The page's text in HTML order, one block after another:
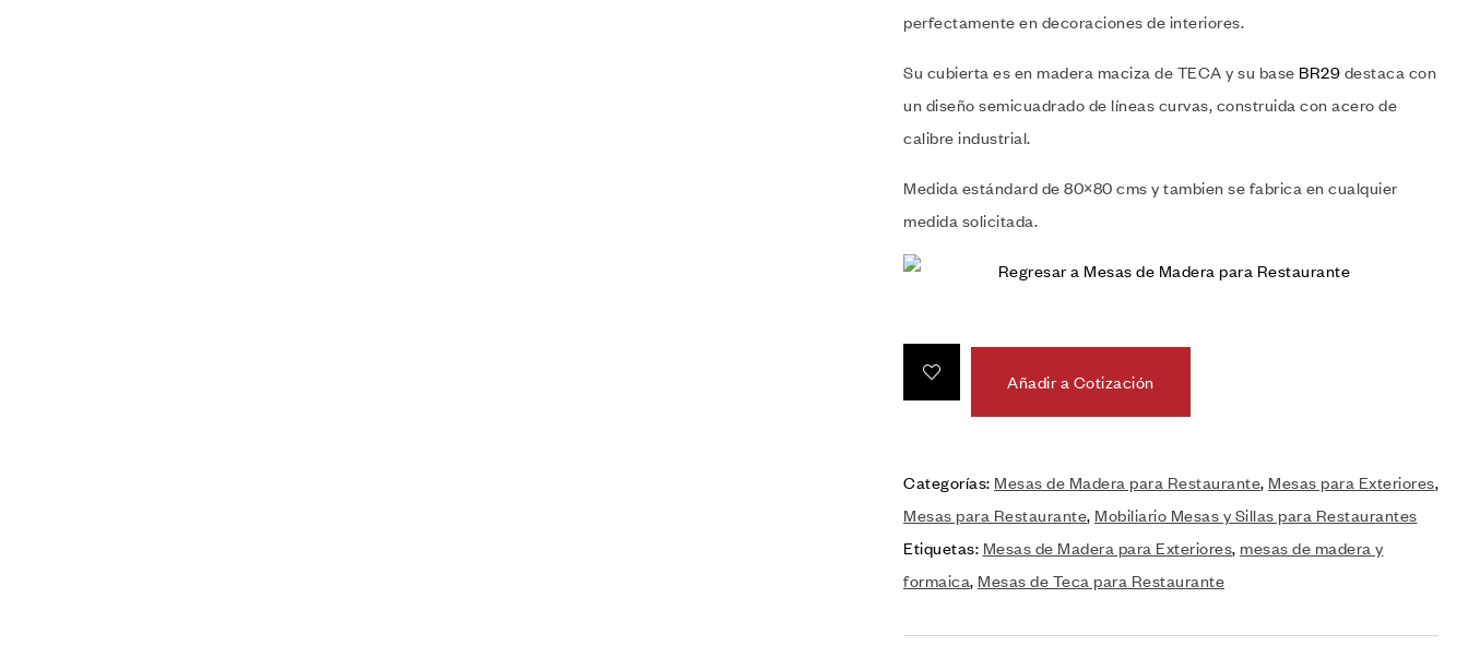
perfectamente en decoraciones de interiores.
Su cubierta es en madera maciza de TECA y su base BR29 destaca con
un diseño semicuadrado de líneas curvas, construida con acero de
calibre industrial.
Medida estándard de 80×80 cms y tambien se fabrica en cualquier
medida solicitada.
Regresar a Mesas de Madera para Restaurante
Añadir a Cotización
Categorías: Mesas de Madera para Restaurante, Mesas para Exteriores,
Mesas para Restaurante, Mobiliario Mesas y Sillas para Restaurantes
Etiquetas: Mesas de Madera para Exteriores, mesas de madera y
formaica, Mesas de Teca para Restaurante